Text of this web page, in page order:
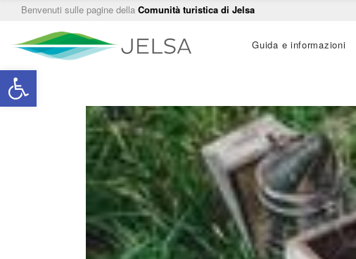
Open toolbar
Benvenuti sulle pagine della Comunità turistica di Jelsa
Guida e informazioni